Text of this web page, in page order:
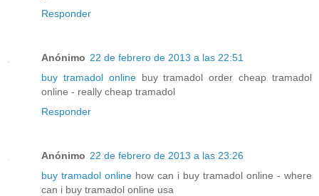
Responder
Anónimo 22 de febrero de 2013 a las 22:51
buy tramadol onlinebuy tramadol order cheap tramadol
online - really cheap tramadol
Responder
Anónimo 22 de febrero de 2013 a las 23:26
buy tramadol online how can i buy tramadol online - where
can i buy tramadol online usa